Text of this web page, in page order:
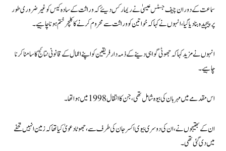
سماعت کے دوران چیف جسٹس عیسیٰ نے ریمارکس دیئے کہ وراثت کے سادہ کیس کو غیر ضروری طور
پر پیچیدہ بنا دیا گیا، انہوں نے کہا کہ خواتین کو وراثت سے محروم کرنے کا کلچر ختم ہونا چاہیے۔
انہوں نے مزید کہا کہ جھوٹی گواہی دینے کے ذمہ دار فریقین کو اپنے اعمال کے قانونی نتائج کا سامنا کرنا
چاہیے۔
اس مقدمے میں مہربان کی بیوہ شامل تھی، جن کا انتقال 1998 میں ہوا تھا۔
ان کے بھتیجوں نے، ان کی دوسری بیوی اکسر جان کی طرف سے، جھوٹا دعویٰ کیا تھا کہ زمین انہیں تحفے
میں دی گئی تھی۔